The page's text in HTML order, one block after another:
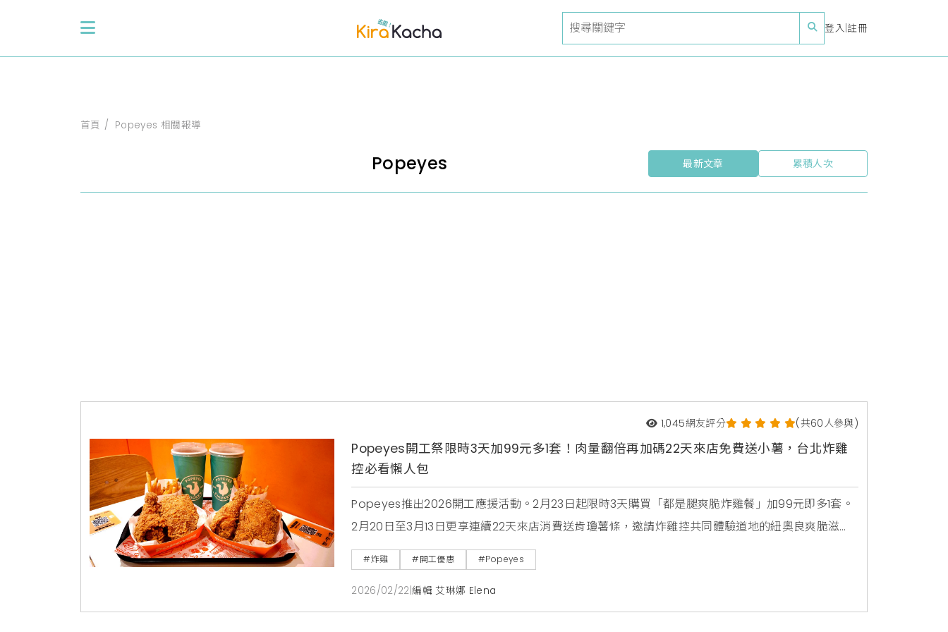
登入 註冊
首頁 Popeyes 相關報導
Popeyes 最新文章 累積人次
1,045網友評分 (共60人參與)
Popeyes開工祭限時3天加99元多1套！肉量翻倍再加碼22天來店免費送小薯，台北炸雞
控必看懶人包
Popeyes推出2026開工應援活動。2月23日起限時3天購買「都是腿爽脆炸雞餐」加99元即多1套。
2月20日至3月13日更享連續22天來店消費送肯瓊薯條，邀請炸雞控共同體驗道地的紐奧良爽脆滋
味。
#炸雞 #開工優惠 #Popeyes
2026/02/22 |編輯 艾琳娜 Elena